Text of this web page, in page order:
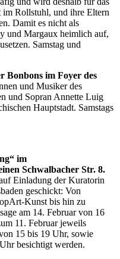
Rollstuhl, und ihre Eltern
Damit es nicht als
und Margaux heimlich auf,
Samstag und
Bonbons im Foyer des
und Musiker des
und Sopran Annette Luig
Hauptstadt. Samstags
im
Schwalbacher Str. 8.
Einladung der Kuratorin
geschickt: Von
Kunst bis hin zu
am 14. Februar von 16
11. Februar jeweils
15 bis 19 Uhr, sowie
besichtigt werden.